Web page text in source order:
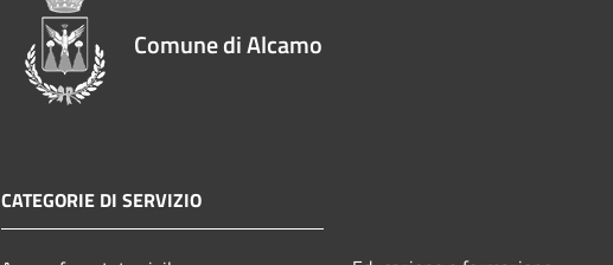
Comune di Alcamo
CATEGORIE DI SERVIZIO